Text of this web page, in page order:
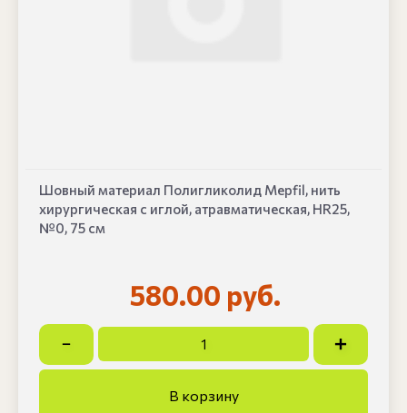
Шовный материал Полигликолид Mepfil, нить
хирургическая с иглой, атравматическая, HR25,
№0, 75 см
580.00 руб.